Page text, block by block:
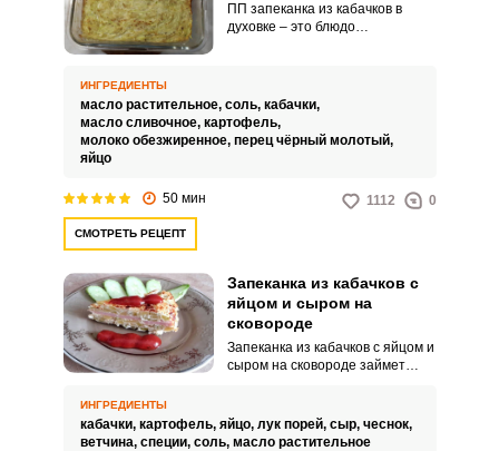
ПП запеканка из кабачков в
духовке – это блюдо
начать день, она понравится
взрослым и детям.
ИНГРЕДИЕНТЫ
масло растительное, соль, кабачки,
масло сливочное, картофель,
молоко обезжиренное, перец чёрный молотый,
яйцо
50 мин 1112 0
СМОТРЕТЬ РЕЦЕПТ
Запеканка из кабачков с
яйцом и сыром на
сковороде
Запеканка из кабачков с яйцом и
сыром на сковороде займет
добавили для сытости в начинку
ветчину.
ИНГРЕДИЕНТЫ
кабачки, картофель, яйцо, лук порей, сыр, чеснок,
ветчина, специи, соль, масло растительное